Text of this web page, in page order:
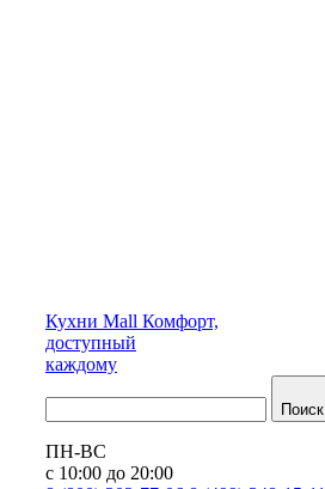
Кухни Mall Комфорт,
доступный
каждому
Поиск
ПН-ВС
с 10:00 до 20:00